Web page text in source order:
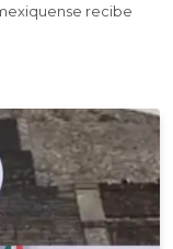
recibe